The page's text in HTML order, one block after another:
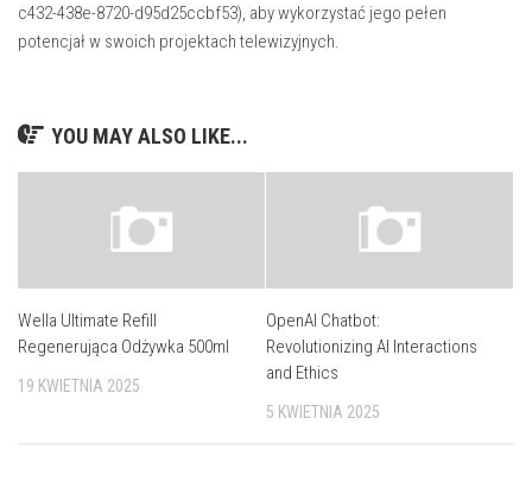
c432-438e-8720-d95d25ccbf53), aby wykorzystać jego pełen
potencjał w swoich projektach telewizyjnych.
YOU MAY ALSO LIKE...
Wella Ultimate Refill
Regenerująca Odżywka 500ml
19 KWIETNIA 2025
OpenAI Chatbot:
Revolutionizing AI Interactions
and Ethics
5 KWIETNIA 2025